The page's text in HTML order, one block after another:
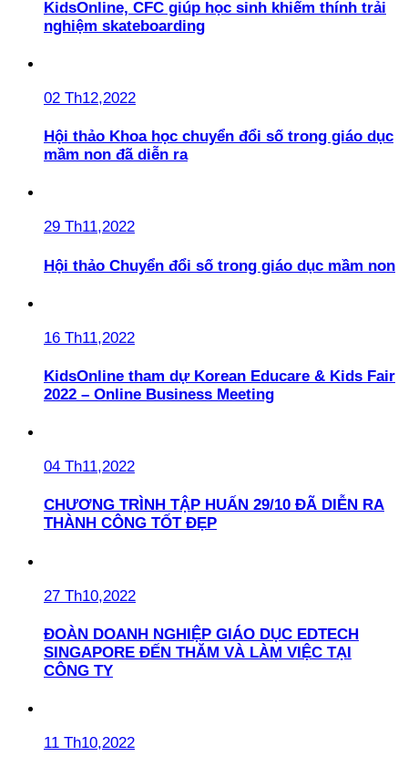
KidsOnline, CFC giúp học sinh khiếm thính trải
nghiệm skateboarding
02 Th12,2022
Hội thảo Khoa học chuyển đổi số trong giáo dục
mầm non đã diễn ra
29 Th11,2022
Hội thảo Chuyển đổi số trong giáo dục mầm non
16 Th11,2022
KidsOnline tham dự Korean Educare & Kids Fair
2022 – Online Business Meeting
04 Th11,2022
CHƯƠNG TRÌNH TẬP HUẤN 29/10 ĐÃ DIỄN RA
THÀNH CÔNG TỐT ĐẸP
27 Th10,2022
ĐOÀN DOANH NGHIỆP GIÁO DỤC EDTECH
SINGAPORE ĐẾN THĂM VÀ LÀM VIỆC TẠI
CÔNG TY
11 Th10,2022